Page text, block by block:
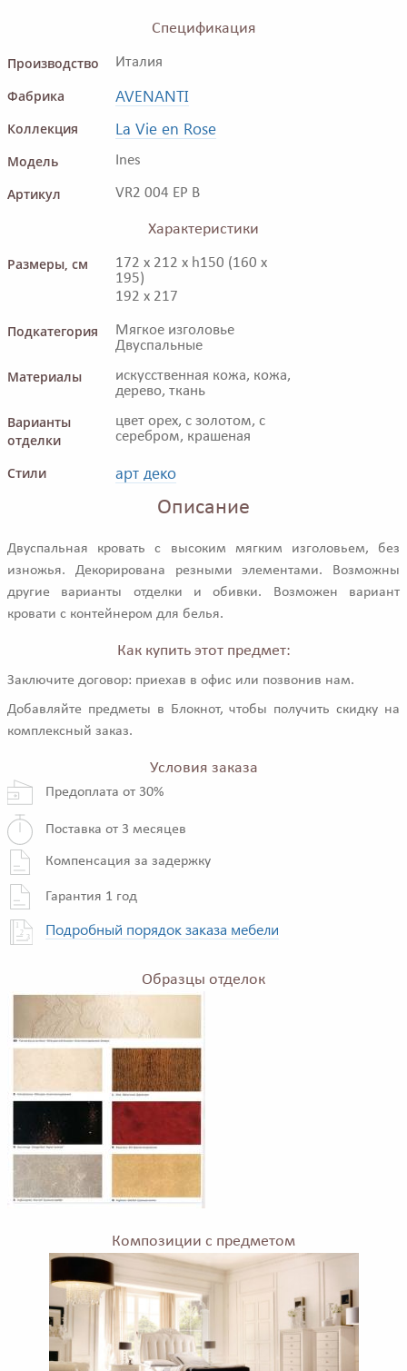
Спецификация
Производство
Италия
Фабрика AVENANTI
Коллекция La Vie en Rose
Модель Ines
Артикул VR2 004 EP B
Характеристики
Размеры, см
172 x 212 x h150 (160 x
195)
192 x 217
Подкатегория
Мягкое изголовье
Двуспальные
Материалы
искусственная кожа, кожа,
дерево, ткань
Варианты
отделки
цвет орех, с золотом, с
серебром, крашеная
Стили арт деко
Описание
Двуспальная кровать с высоким мягким изголовьем, без
изножья. Декорирована резными элементами. Возможны
другие варианты отделки и обивки. Возможен вариант
кровати с контейнером для белья.
Как купить этот предмет:
Заключите договор: приехав в офис или позвонив нам.
Добавляйте предметы в Блокнот, чтобы получить скидку на
комплексный заказ.
Условия заказа
Предоплата от 30%
Поставка от 3 месяцев
Компенсация за задержку
Гарантия 1 год
Подробный порядок заказа мебели
Образцы отделок
Композиции с предметом